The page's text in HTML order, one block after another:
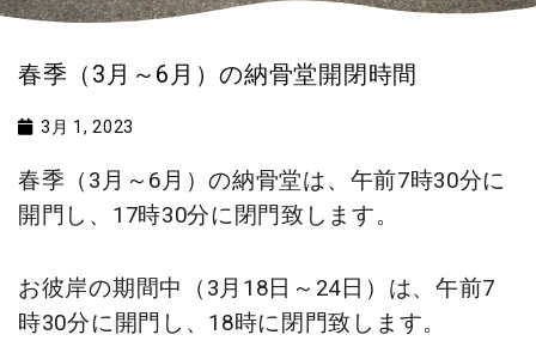
春季（3月～6月）の納骨堂開閉時間
3月 1, 2023
春季（3月～6月）の納骨堂は、午前7時30分に
開門し、17時30分に閉門致します。
お彼岸の期間中（3月18日～24日）は、午前7
時30分に開門し、18時に閉門致します。